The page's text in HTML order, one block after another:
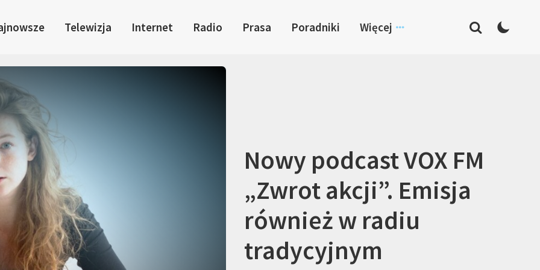
Telewizja Internet Radio Prasa Poradniki Więcej
Nowy podcast VOX FM
„Zwrot akcji”. Emisja
również w radiu
tradycyjnym